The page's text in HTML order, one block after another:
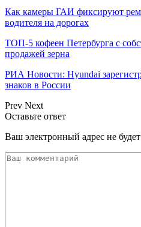
Как камеры ГАИ фиксируют
водителя на дорогах
ТОП-5 кофеен Петербурга с
продажей зерна
РИА Новости: Hyundai
знаков в России
Prev Next
Оставьте ответ
Ваш электронный адрес не